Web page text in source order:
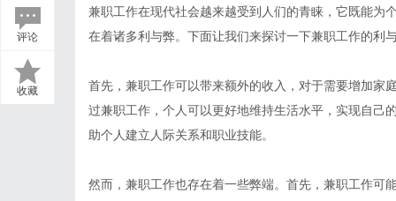
评论
收藏
兼职工作在现代社会越来越受到人们的青睐，它既能为
在着诸多利与弊。下面让我们来探讨一下兼职工作的利
首先，兼职工作可以带来额外的收入，对于需要增加家
过兼职工作，个人可以更好地维持生活水平，实现自己
助个人建立人际关系和职业技能。
然而，兼职工作也存在着一些弊端。首先，兼职工作可